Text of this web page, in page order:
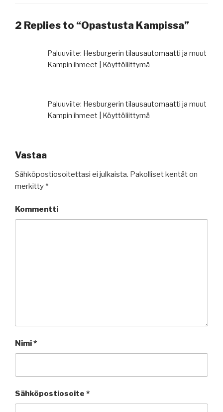
2 Replies to “Opastusta Kampissa”
Paluuviite: Hesburgerin tilausautomaatti ja muut
Kampin ihmeet | Köyttöliittymä
Paluuviite: Hesburgerin tilausautomaatti ja muut
Kampin ihmeet | Köyttöliittymä
Vastaa
Sähköpostiosoitettasi ei julkaista. Pakolliset kentät on
merkitty *
Kommentti
Nimi*
Sähköpostiosoite *